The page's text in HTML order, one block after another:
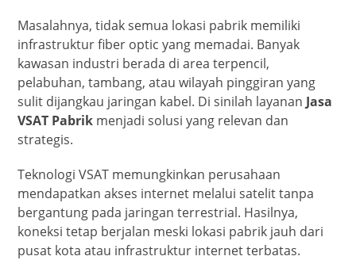
Masalahnya, tidak semua lokasi pabrik memiliki
infrastruktur fiber optic yang memadai. Banyak
kawasan industri berada di area terpencil,
pelabuhan, tambang, atau wilayah pinggiran yang
sulit dijangkau jaringan kabel. Di sinilah layanan Jasa
VSAT Pabrik menjadi solusi yang relevan dan
strategis.
Teknologi VSAT memungkinkan perusahaan
mendapatkan akses internet melalui satelit tanpa
bergantung pada jaringan terrestrial. Hasilnya,
koneksi tetap berjalan meski lokasi pabrik jauh dari
pusat kota atau infrastruktur internet terbatas.